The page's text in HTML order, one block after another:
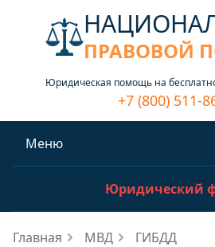
ПРАВОВОЙ
Юридическая помощь на
+7 (800) 511-
Меню
Юридический
Главная МВД
ГИБДД